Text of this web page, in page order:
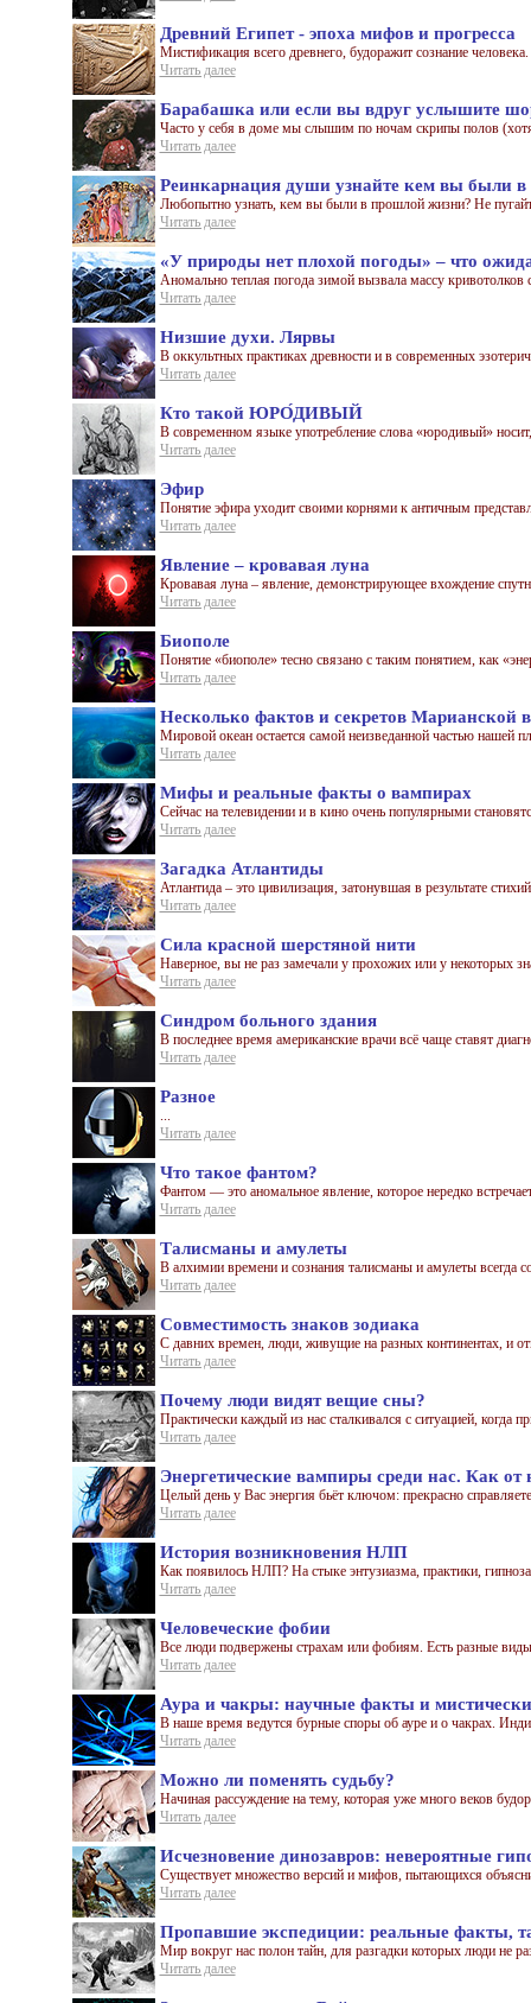
Древний Египет - эпоха мифов и прогресса
Мистификация всего древнего, будоражит сознание
Читать далее
Барабашка или если вы вдруг услышите
Часто у себя в доме мы слышим по ночам скрипы полов
Читать далее
Реинкарнация души узнайте кем вы были
Любопытно узнать, кем вы были в прошлой жизни? Не
Читать далее
«У природы нет плохой погоды» – что
Аномально теплая погода зимой вызвала массу кривотолков
Читать далее
Низшие духи. Лярвы
В оккультных практиках древности и в современных
Читать далее
Кто такой ЮРО́ДИВЫЙ
В современном языке употребление слова «юродивый»
Читать далее
Эфир
Понятие эфира уходит своими корнями к античным
Читать далее
Явление – кровавая луна
Кровавая луна – явление, демонстрирующее вхождение
Читать далее
Биополе
Понятие «биополе» тесно связано с таким понятием, как
Читать далее
Несколько фактов и секретов Марианской
Мировой океан остается самой неизведанной частью нашей
Читать далее
Мифы и реальные факты о вампирах
Сейчас на телевидении и в кино очень популярными
Читать далее
Загадка Атлантиды
Атлантида – это цивилизация, затонувшая в результате
Читать далее
Сила красной шерстяной нити
Наверное, вы не раз замечали у прохожих или у некоторых
Читать далее
Синдром больного здания
В последнее время американские врачи всё чаще ставят
Читать далее
Разное
...
Читать далее
Что такое фантом?
Фантом — это аномальное явление, которое нередко
Читать далее
Талисманы и амулеты
В алхимии времени и сознания талисманы и амулеты всегда
Читать далее
Совместимость знаков зодиака
С давних времен, люди, живущие на разных континентах, и
Читать далее
Почему люди видят вещие сны?
Практически каждый из нас сталкивался с ситуацией, когда
Читать далее
Энергетические вампиры среди нас. Как от
Целый день у Вас энергия бьёт ключом: прекрасно
Читать далее
История возникновения НЛП
Как появилось НЛП? На стыке энтузиазма, практики,
Читать далее
Человеческие фобии
Все люди подвержены страхам или фобиям. Есть разные
Читать далее
Аура и чакры: научные факты и
В наше время ведутся бурные споры об ауре и о чакрах.
Читать далее
Можно ли поменять судьбу?
Начиная рассуждение на тему, которая уже много веков
Читать далее
Исчезновение динозавров: невероятные
Существует множество версий и мифов, пытающихся
Читать далее
Пропавшие экспедиции: реальные факты,
Мир вокруг нас полон тайн, для разгадки которых люди не
Читать далее